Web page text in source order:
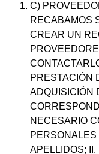
C)
RECABAMOS
CREAR UN
PRESTACIÓN
ADQUISICIÓN
NECESARIO
PERSONALES
APELLIDOS; II.